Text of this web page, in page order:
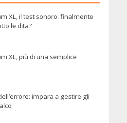
XL, il test sonoro: finalmente
le dita?
XL, più di una semplice
impara a gestire gli